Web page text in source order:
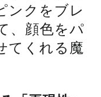
ンクをブレ
、顔色をパ
てくれる魔